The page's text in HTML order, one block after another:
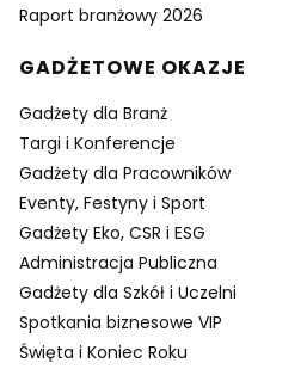
Raport branżowy 2026
GADŻETOWE OKAZJE
Gadżety dla Branż
Targi i Konferencje
Gadżety dla Pracowników
Eventy, Festyny i Sport
Gadżety Eko, CSR i ESG
Administracja Publiczna
Gadżety dla Szkół i Uczelni
Spotkania biznesowe VIP
Święta i Koniec Roku